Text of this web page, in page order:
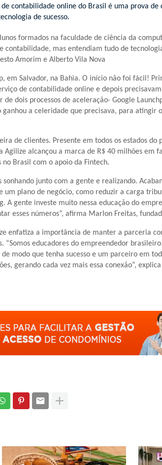
contabilidade online do Brasil é uma prova de
de sucesso.
formados na faculdade de ciência da
contabilidade, mas entendiam tudo de
Amorim e Alberto Vila Nova
em Salvador, na Bahia. O início não foi fácil!
de contabilidade online e depois
dois processos de aceleração- Google
a celeridade que precisava, para atingir
de clientes. Presente em todos os estados do
Agilize alcançou a marca de R$ 40 milhões em
Brasil com o apoio da Fintech.
junto com a gente e realizando.
um plano de negócio, como reduzir a carga
A gente investe muito nessa educação do
esses números”, afirma Marlon Freitas,
enfatiza a importância de manter a parceria
“Somos educadores do empreendedor
modo que tenha sucesso e um parceiro em
gerando cada vez mais essa conexão”,